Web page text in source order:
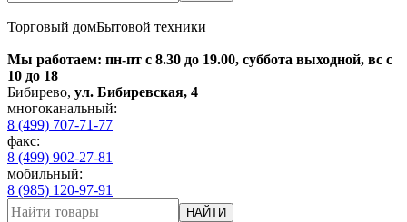
Торговый домБытовой техники
Мы работаем: пн-пт с 8.30 до 19.00, суббота выходной, вс с
10 до 18
Бибирево, ул. Бибиревская, 4
многоканальный:
8 (499) 707-71-77
факс:
8 (499) 902-27-81
мобильный:
8 (985) 120-97-91
НАЙТИ